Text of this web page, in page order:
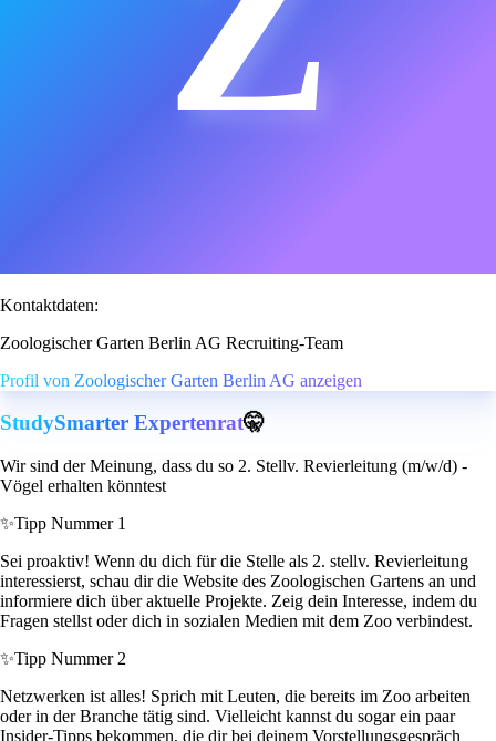
Kontaktdaten:
Zoologischer Garten Berlin AG Recruiting-Team
Profil von Zoologischer Garten Berlin AG anzeigen
StudySmarter Expertenrat🤫
Wir sind der Meinung, dass du so 2. Stellv. Revierleitung (m/w/d) -
Vögel erhalten könntest
✨Tipp Nummer 1
Sei proaktiv! Wenn du dich für die Stelle als 2. stellv. Revierleitung
interessierst, schau dir die Website des Zoologischen Gartens an und
informiere dich über aktuelle Projekte. Zeig dein Interesse, indem du
Fragen stellst oder dich in sozialen Medien mit dem Zoo verbindest.
✨Tipp Nummer 2
Netzwerken ist alles! Sprich mit Leuten, die bereits im Zoo arbeiten
oder in der Branche tätig sind. Vielleicht kannst du sogar ein paar
Insider-Tipps bekommen, die dir bei deinem Vorstellungsgespräch